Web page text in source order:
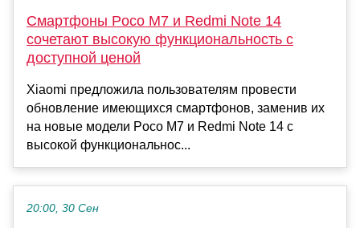
Смартфоны Poco M7 и Redmi Note 14
сочетают высокую функциональность с
доступной ценой
Xiaomi предложила пользователям провести
обновление имеющихся смартфонов, заменив их
на новые модели Poco M7 и Redmi Note 14 с
высокой функциональнос...
20:00, 30 Сен